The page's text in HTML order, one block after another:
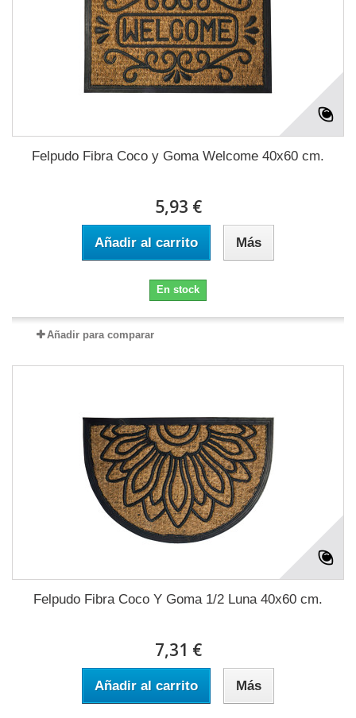
Felpudo Fibra Coco y Goma Welcome 40x60 cm.
5,93 €
Añadir al carrito Más
En stock
Añadir para comparar
Felpudo Fibra Coco Y Goma 1/2 Luna 40x60 cm.
7,31 €
Añadir al carrito Más